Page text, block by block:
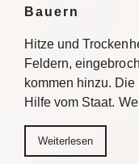
Bauern
Hitze und
Feldern,
kommen hinzu.
Hilfe vom Staat.
Weiterlesen